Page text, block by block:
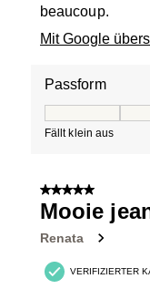
beaucoup.
Mit Google
Passform
Fällt klein aus
5 von 5 Sternen.
Mooie
Renata
VERIFIZIERTER